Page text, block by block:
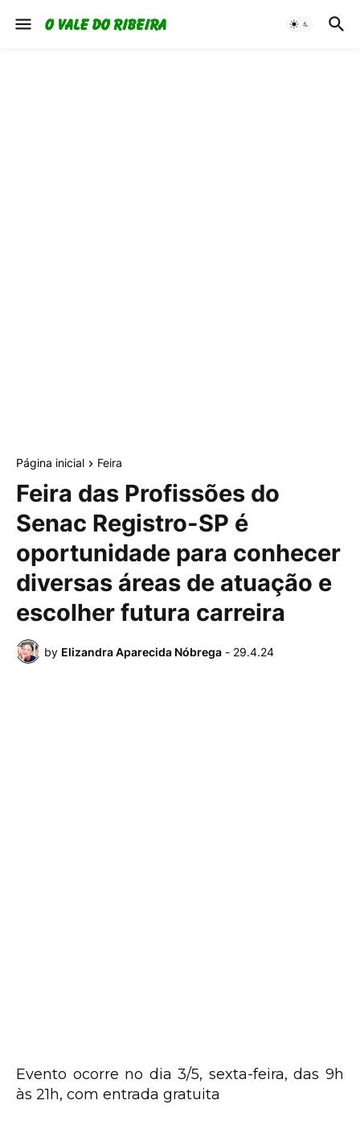
Página inicial Feira
Feira das Profissões do
Senac Registro-SP é
oportunidade para conhecer
diversas áreas de atuação e
escolher futura carreira
by Elizandra Aparecida Nóbrega - 29.4.24
Evento ocorre no dia 3/5, sexta-feira, das 9h
às 21h, com entrada gratuita